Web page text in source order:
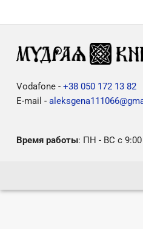
Vodafone - +38 050 172 13 82
E-mail -
Время работы: ПН - ВС с